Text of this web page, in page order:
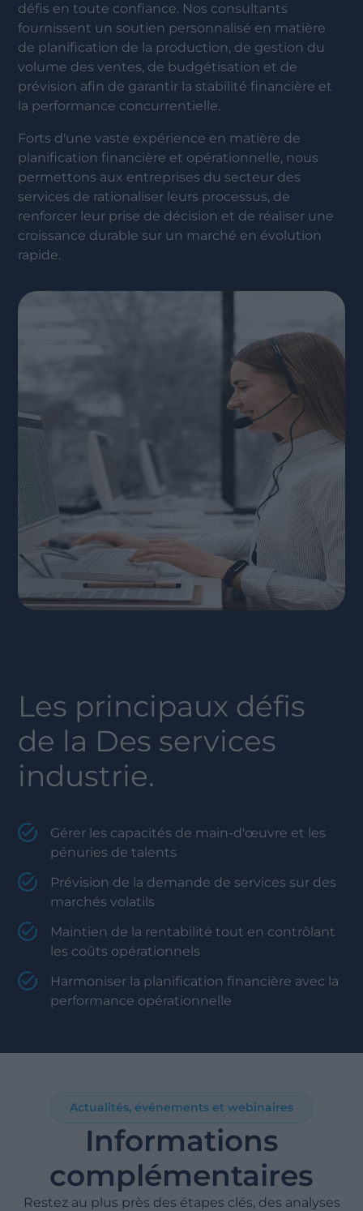
défis en toute confiance. Nos consultants
fournissent un soutien personnalisé en matière
de planification de la production, de gestion du
volume des ventes, de budgétisation et de
prévision afin de garantir la stabilité financière et
la performance concurrentielle.
Forts d'une vaste expérience en matière de
planification financière et opérationnelle, nous
permettons aux entreprises du secteur des
services de rationaliser leurs processus, de
renforcer leur prise de décision et de réaliser une
croissance durable sur un marché en évolution
rapide.
Les principaux défis
de la Des services
industrie.
Gérer les capacités de main-d'œuvre et les
pénuries de talents
Prévision de la demande de services sur des
marchés volatils
Maintien de la rentabilité tout en contrôlant
les coûts opérationnels
Harmoniser la planification financière avec la
performance opérationnelle
Actualités, événements et webinaires
Informations
complémentaires
Restez au plus près des étapes clés, des analyses